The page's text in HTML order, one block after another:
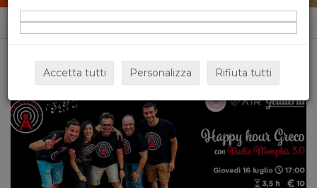
Home News&events
Accetta tutti Personalizza Rifiuta tutti